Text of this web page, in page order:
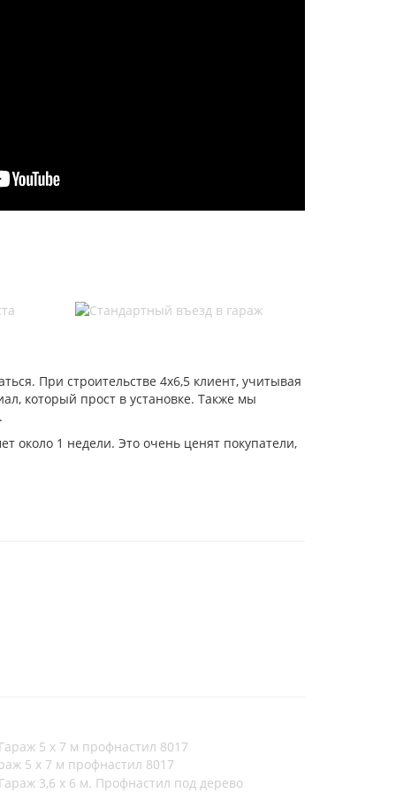
При строительстве 4х6,5 клиент, учитывая
который прост в установке. Также мы
около 1 недели. Это очень ценят покупатели,
5 х 7 м профнастил 8017